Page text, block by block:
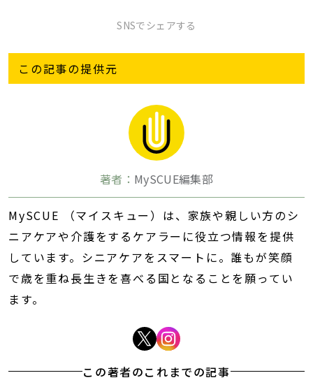
SNSでシェアする
この記事の提供元
著者： MySCUE編集部
MySCUE （マイスキュー）は、家族や親しい方のシ
ニアケアや介護をするケアラーに役立つ情報を提供
しています。シニアケアをスマートに。誰もが笑顔
で歳を重ね長生きを喜べる国となることを願ってい
ます。
この著者のこれまでの記事